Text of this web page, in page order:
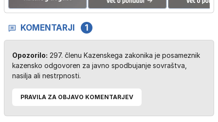
KOMENTARJI 1
Opozorilo: 297. členu Kazenskega zakonika je posameznik
kazensko odgovoren za javno spodbujanje sovraštva,
nasilja ali nestrpnosti.
PRAVILA ZA OBJAVO KOMENTARJEV